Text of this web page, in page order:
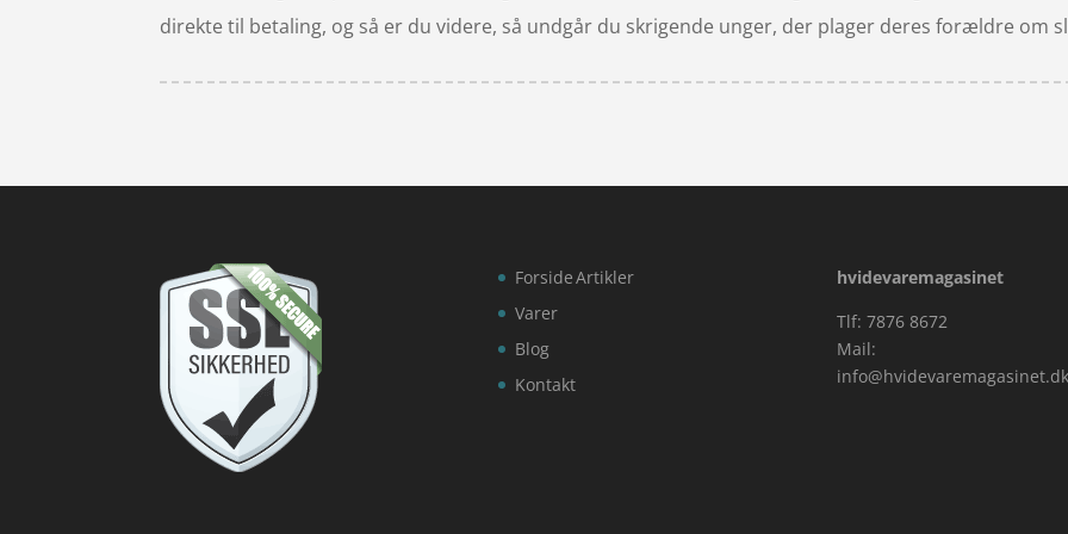
direkte til betaling, og så er du videre, så undgår du skrigende unger, der plager deres forældre om
Forside
Varer
Blog
Kontakt
Artikler
hvidevaremagasinet
Tlf: 7876 8672
Mail:
info@hvidevaremagasinet.dk